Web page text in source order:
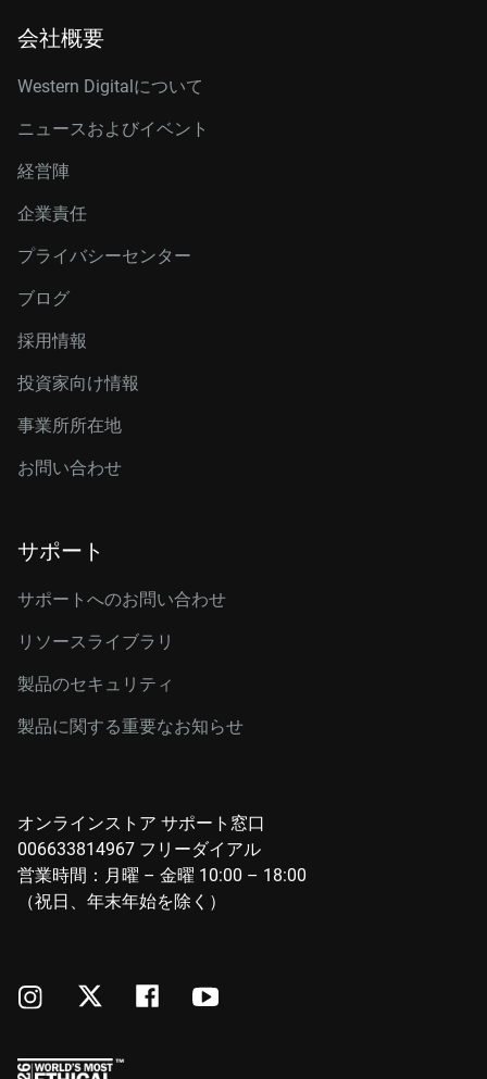
会社概要
Western Digitalについて
ニュースおよびイベント
経営陣
企業責任
プライバシーセンター
ブログ
採用情報
投資家向け情報
事業所所在地
お問い合わせ
サポート
サポートへのお問い合わせ
リソースライブラリ
製品のセキュリティ
製品に関する重要なお知らせ
オンラインストア サポート窓口
006633814967 フリーダイアル
営業時間：月曜 – 金曜 10:00 – 18:00
（祝日、年末年始を除く）